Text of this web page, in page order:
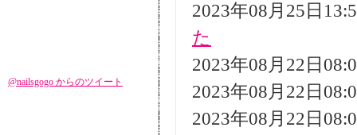
2023年08月25日
た
2023年08月22日
2023年08月22日
2023年08月22日
@nailsgogo からのツイート